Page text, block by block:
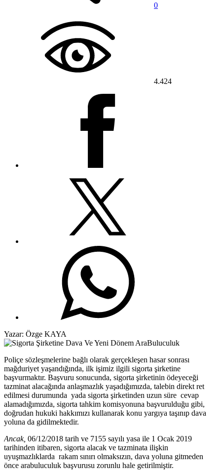
0
4.424
Yazar: Özge KAYA
Poliçe sözleşmelerine bağlı olarak gerçekleşen hasar sonrası
mağduriyet yaşandığında, ilk işimiz ilgili sigorta şirketine
başvurmaktır. Başvuru sonucunda, sigorta şirketinin ödeyeceği
tazminat alacağında anlaşmazlık yaşadığımızda, talebin direkt ret
edilmesi durumunda yada sigorta şirketinden uzun süre cevap
alamadığımızda, sigorta tahkim komisyonuna başvurulduğu gibi,
doğrudan hukuki hakkımızı kullanarak konu yargıya taşınıp dava
yoluna da gidilmektedir.
Ancak, 06/12/2018 tarih ve 7155 sayılı yasa ile 1 Ocak 2019
tarihinden itibaren, sigorta alacak ve tazminata ilişkin
uyuşmazlıklarda rakam sınırı olmaksızın, dava yoluna gitmeden
önce arabuluculuk başvurusu zorunlu hale getirilmiştir.